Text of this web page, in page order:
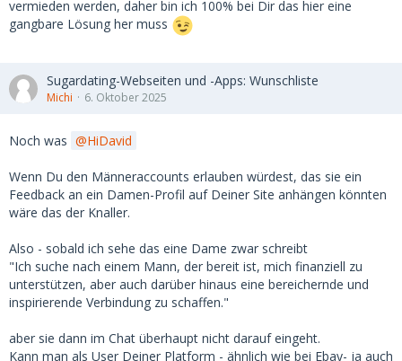
vermieden werden, daher bin ich 100% bei Dir das hier eine
gangbare Lösung her muss
Sugardating-Webseiten und -Apps: Wunschliste
Michi 6. Oktober 2025
Noch was HiDavid
Wenn Du den Männeraccounts erlauben würdest, das sie ein
Feedback an ein Damen-Profil auf Deiner Site anhängen könnten
wäre das der Knaller.
Also - sobald ich sehe das eine Dame zwar schreibt
"Ich suche nach einem Mann, der bereit ist, mich finanziell zu
unterstützen, aber auch darüber hinaus eine bereichernde und
inspirierende Verbindung zu schaffen."
aber sie dann im Chat überhaupt nicht darauf eingeht.
Kann man als User Deiner Platform - ähnlich wie bei Ebay- ja auch